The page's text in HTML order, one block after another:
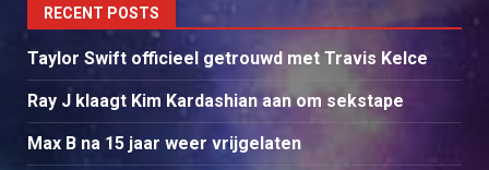
RECENT POSTS
Taylor Swift officieel getrouwd met Travis Kelce
Ray J klaagt Kim Kardashian aan om sekstape
Max B na 15 jaar weer vrijgelaten